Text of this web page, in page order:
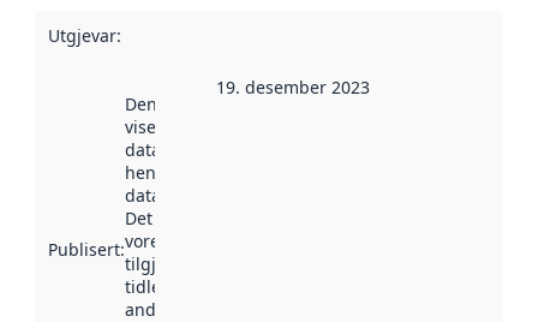
Utgjevar:
Publisert:
Denne datoen
viser når
datasettet vart
henta inn av
data.norge.no.
Det kan ha
vore
tilgjengeleg
tidlegare
andre stader.
19. desember 2023